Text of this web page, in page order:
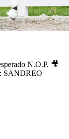
N.O.P. 🎥
SANDREO